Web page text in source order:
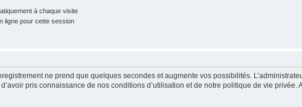
à chaque visite
ligne pour cette session
ne prend que quelques secondes et augmente vos possibilités.
pris connaissance de nos conditions d’utilisation et de notre politique de vie privée.